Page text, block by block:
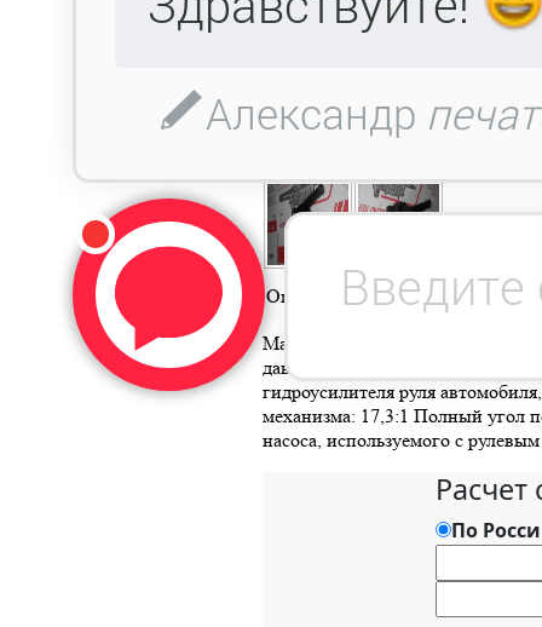
Описание Доставка Гарантия
Максимальная нагрузка на
давлении равном 13 МПа, Нм и
гидроусилителя руля
механизма: 17,3:1 Полный угол
насоса, используемого с